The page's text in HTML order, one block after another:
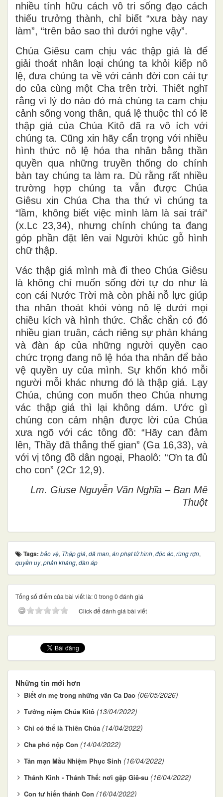
nhiều tính hữu cách vô tri sống đạo cách
thiếu trưởng thành, chỉ biết “xưa bày nay
làm”, “trên bảo sao thì dưới nghe vậy”.
Chúa Giêsu cam chịu vác thập giá là để
giải thoát nhân loại chúng ta khỏi kiếp nô
lệ, đưa chúng ta về với cảnh đời con cái tự
do của cùng một Cha trên trời. Thiết nghĩ
rằng vì lý do nào đó mà chúng ta cam chịu
cảnh sống vong thân, quá lệ thuộc thì có lẽ
thập giá của Chúa Kitô đã ra vô ích với
chúng ta. Cũng xin hãy cẩn trọng với nhiều
hình thức nô lệ hóa tha nhân bằng thần
quyền qua những truyền thống do chính
bàn tay chúng ta làm ra. Dù rằng rất nhiều
trường hợp chúng ta vẫn được Chúa
Giêsu xin Chúa Cha tha thứ vì chúng ta
“lầm, không biết việc mình làm là sai trái”
(x.Lc 23,34), nhưng chính chúng ta đang
góp phần đặt lên vai Người khúc gỗ hình
chữ thập.
Vác thập giá mình mà đi theo Chúa Giêsu
là không chỉ muốn sống đời tự do như là
con cái Nước Trời mà còn phải nỗ lực giúp
tha nhân thoát khỏi vòng nô lệ dưới mọi
chiều kích và hình thức. Chắc chắn có đó
nhiều gian truân, cách riêng sự phản kháng
và đàn áp của những người quyền cao
chức trọng đang nô lệ hóa tha nhân để bảo
vệ quyền uy của mình. Sự khốn khó mỗi
người mỗi khác nhưng đó là thập giá. Lạy
Chúa, chúng con muốn theo Chúa nhưng
vác thập giá thì lại không dám. Ước gì
chúng con cảm nhận được lời của Chúa
xưa ngõ với các tông đồ: “Hãy can đảm
lên, Thầy đã thắng thế gian” (Ga 16,33), và
với vị tông đồ dân ngoại, Phaolô: “Ơn ta đủ
cho con” (2Cr 12,9).
Lm. Giuse Nguyễn Văn Nghĩa – Ban Mê
Thuột
Tags: bảo vệ, Thập giá, dã man, án phạt tử hình, độc ác, rùng rợn,
quyền uy, phản kháng, đàn áp
Tổng số điểm của bài viết là: 0 trong 0 đánh giá
Click để đánh giá bài viết
Những tin mới hơn
Biết ơn mẹ trong những vần Ca Dao (06/05/2026)
Tưởng niệm Chúa Kitô (13/04/2022)
Chỉ có thể là Thiên Chúa (14/04/2022)
Cha phó nộp Con (14/04/2022)
Tản mạn Mầu Nhiệm Phục Sinh (16/04/2022)
Thánh Kinh - Thánh Thể: nơi gặp Giê-su (16/04/2022)
Con tự hiến thánh Con (16/04/2022)